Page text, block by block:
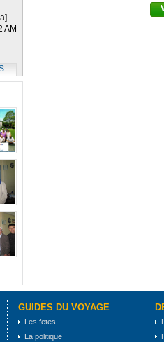
AM
GUIDES DU VOYAGE
Les fetes
La politique